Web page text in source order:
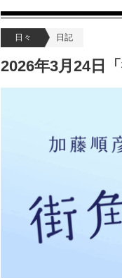
日々 日記
2026年3月24日